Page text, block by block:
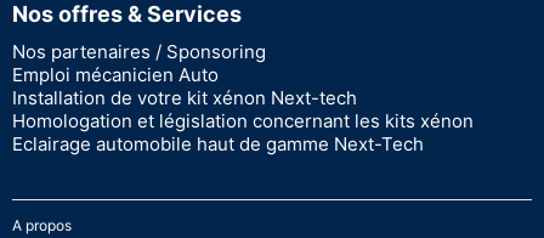
Nos offres & Services
Nos partenaires / Sponsoring
Emploi mécanicien Auto
Installation de votre kit xénon Next-tech
Homologation et législation concernant les kits xénon
Eclairage automobile haut de gamme Next-Tech
A propos